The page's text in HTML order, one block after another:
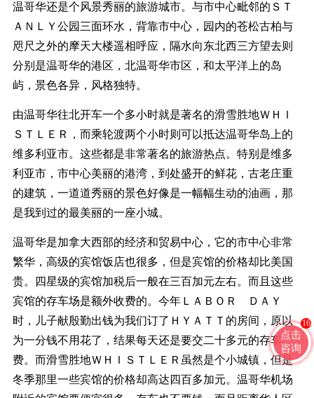
温哥华还是个风景秀丽的旅游城市。与市中心毗邻的ＳＴ
ＡＮＬＹ公园三面环水，背靠市中心，园内的苍松古柏与
咫尺之外的摩天大楼遥相呼应，隔水向东北西三方望去则
分别是温哥华的港区，北温哥华市区，和太平洋上的岛
屿，景色各异，风格独特。
由温哥华往北开车一个多小时就是著名的滑雪胜地ＷＨＩ
ＳＴＬＥＲ，而乘轮渡两个小时则可以抵达温哥华岛上的
维多利亚市。这些都是非常著名的旅游热点。特别是维多
利亚市，市中心美丽的港湾，到处盛开的鲜花，古老庄重
的建筑，一道道秀丽的景色好像是一幅幅生动的油画，那
是我到过的最美丽的一座小城。
温哥华是加拿大西部的经济和贸易中心，它的市中心非常
繁华，高级的宾馆饭店也很多，但是宾馆的价格却比美国
贵。四星级的宾馆加税后一般在三百加元左右。而且这些
宾馆的存车场是额外收费的。今年ＬＡＢＯＲ ＤＡＹ
时，儿子献殷勤出钱为我们订了ＨＹＡＴＴ的房间，原以
为一分钱不用花了，结果每天还是要交二十多元的存车
费。而滑雪胜地ＷＨＩＳＴＬＥＲ虽然是个小城镇，但是
冬季那里一些宾馆的价格却高达四百多加元。温哥华机场
点击
咨询
16